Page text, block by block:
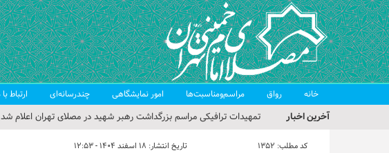
خانه رواق مراسم‌ومناسبت‌ها امور نمایشگاهی چندرسانه‌ای ارتباط با
آخرین اخبار
تمهیدات ترافیکی مراسم بزرگداشت رهبر شهید در مصلای تهران اعلام شد
حجت‌الاسلام حاج علی‌اکبری؛ خطیب این هفته نماز جمعه تهران
کد مطلب: 1352 تاریخ انتشار: ۱۸ اسفند ۱۴۰۴ - ۱۲:۵۳